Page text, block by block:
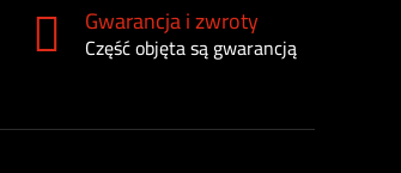
Gwarancja i zwroty
Część objęta są gwarancją